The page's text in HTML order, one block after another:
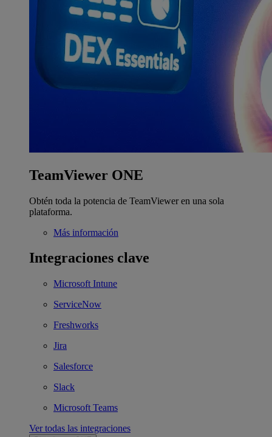
TeamViewer ONE
Obtén toda la potencia de TeamViewer en una sola
plataforma.
Más información
Integraciones clave
Microsoft Intune
ServiceNow
Freshworks
Jira
Salesforce
Slack
Microsoft Teams
Ver todas las integraciones